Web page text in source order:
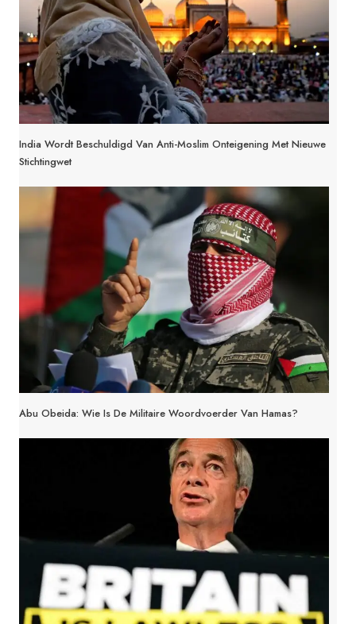
India Wordt Beschuldigd Van Anti-Moslim Onteigening Met Nieuwe
Stichtingwet
Abu Obeida: Wie Is De Militaire Woordvoerder Van Hamas?